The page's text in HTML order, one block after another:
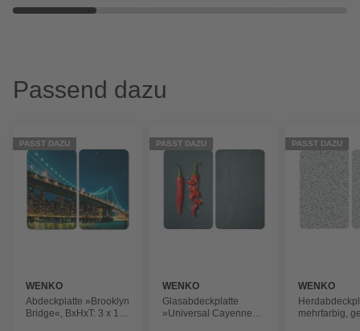
Passend dazu
PASST DAZU
WENKO
Abdeckplatte »Brooklyn
Bridge«, BxHxT: 3 x 1,8
PASST DAZU
WENKO
Glasabdeckplatte
»Universal Cayenne«,
PASST DAZU
WENKO
mehrfarbig,